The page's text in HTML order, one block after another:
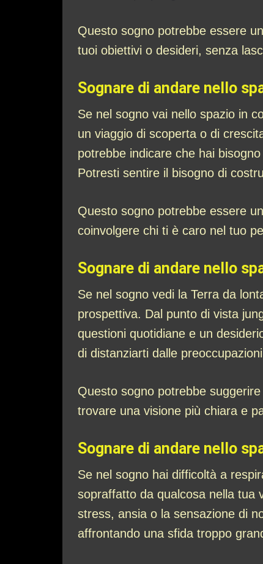
Questo sogno potrebbe essere
tuoi obiettivi o desideri, senza
Sognare di andare nello
Se nel sogno vai nello spazio in
un viaggio di scoperta o di
potrebbe indicare che hai
Potresti sentire il bisogno di
Questo sogno potrebbe essere
coinvolgere chi ti è caro nel tuo
Sognare di andare nello
Se nel sogno vedi la Terra da
prospettiva. Dal punto di vista
questioni quotidiane e un
di distanziarti dalle
Questo sogno potrebbe
trovare una visione più chiara e
Sognare di andare nello
Se nel sogno hai difficoltà a
sopraffatto da qualcosa nella tua
stress, ansia o la sensazione di
affrontando una sfida troppo